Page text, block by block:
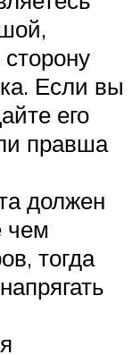
Если вы
его
правша
должен
чем
тогда